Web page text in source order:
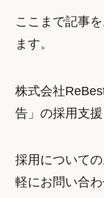
ここまで記事
ます。
株式会社
告」の採用支
採用について
軽にお問い合わ